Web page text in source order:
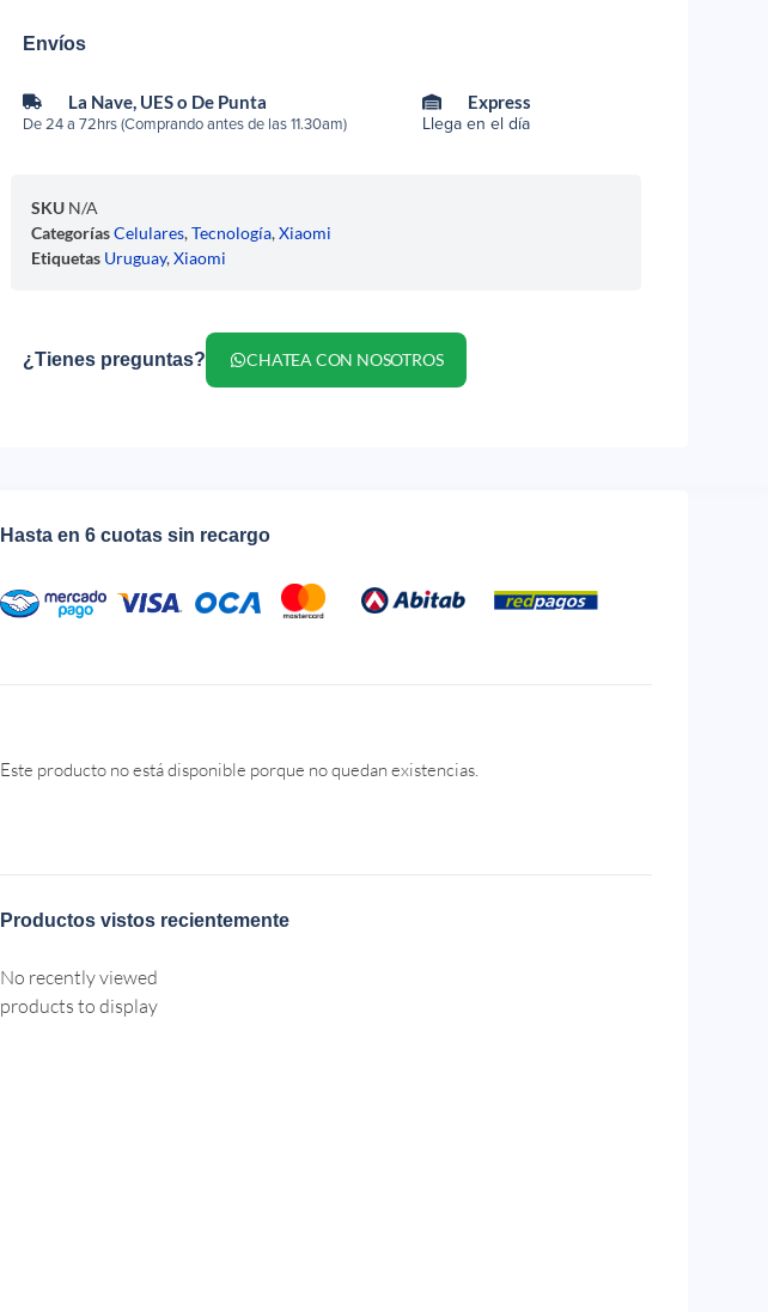
Envíos
La Nave, UES o De Punta
De 24 a 72hrs (Comprando antes de las 11.30am)
Express
Llega en el día
SKU N/A
CategoríasCelulares,Tecnología,Xiaomi
Etiquetas Uruguay,Xiaomi
¿Tienes preguntas? CHATEA CON NOSOTROS
Hasta en 6 cuotas sin recargo
Este producto no está disponible porque no quedan existencias.
Productos vistos recientemente
No recently viewed
products to display